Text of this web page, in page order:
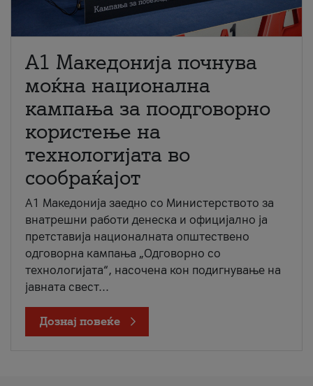
A1 Македонија почнува
моќна национална
кампања за поодговорно
користење на
технологијата во
сообраќајот
A1 Македонија заедно со Министерството за
внатрешни работи денеска и официјално ја
претставија националната општествено
одговорна кампања „Одговорно со
технологијата“, насочена кон подигнување на
јавната свест...
Дознај повеќе